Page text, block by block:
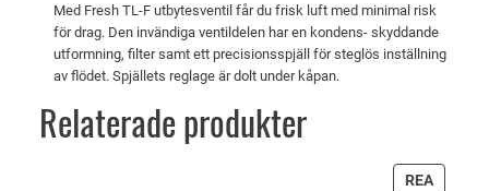
r
.
Med Fresh TL-F utbytesventil får du frisk luft med minimal risk
för drag. Den invändiga ventildelen har en kondens- skyddande
utformning, filter samt ett precisionsspjäll för steglös inställning
av flödet. Spjällets reglage är dolt under kåpan.
Relaterade produkter
REA